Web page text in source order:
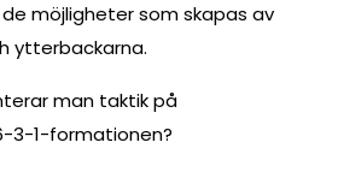
möjligheter som skapas av
ytterbackarna.